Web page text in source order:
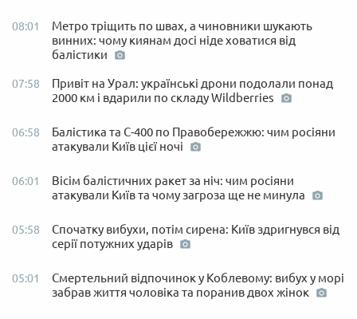
08:01
Метро тріщить по швах, а чиновники шукають
винних: чому киянам досі ніде ховатися від
балістики
07:58
Привіт на Урал: українські дрони подолали понад
2000 км і вдарили по складу Wildberries
06:58
Балістика та С-400 по Правобережжю: чим росіяни
атакували Київ цієї ночі
06:01
Вісім балістичних ракет за ніч: чим росіяни
атакували Київ та чому загроза ще не минула
05:58
Спочатку вибухи, потім сирена: Київ здригнувся від
серії потужних ударів
05:01
Смертельний відпочинок у Коблевому: вибух у морі
забрав життя чоловіка та поранив двох жінок